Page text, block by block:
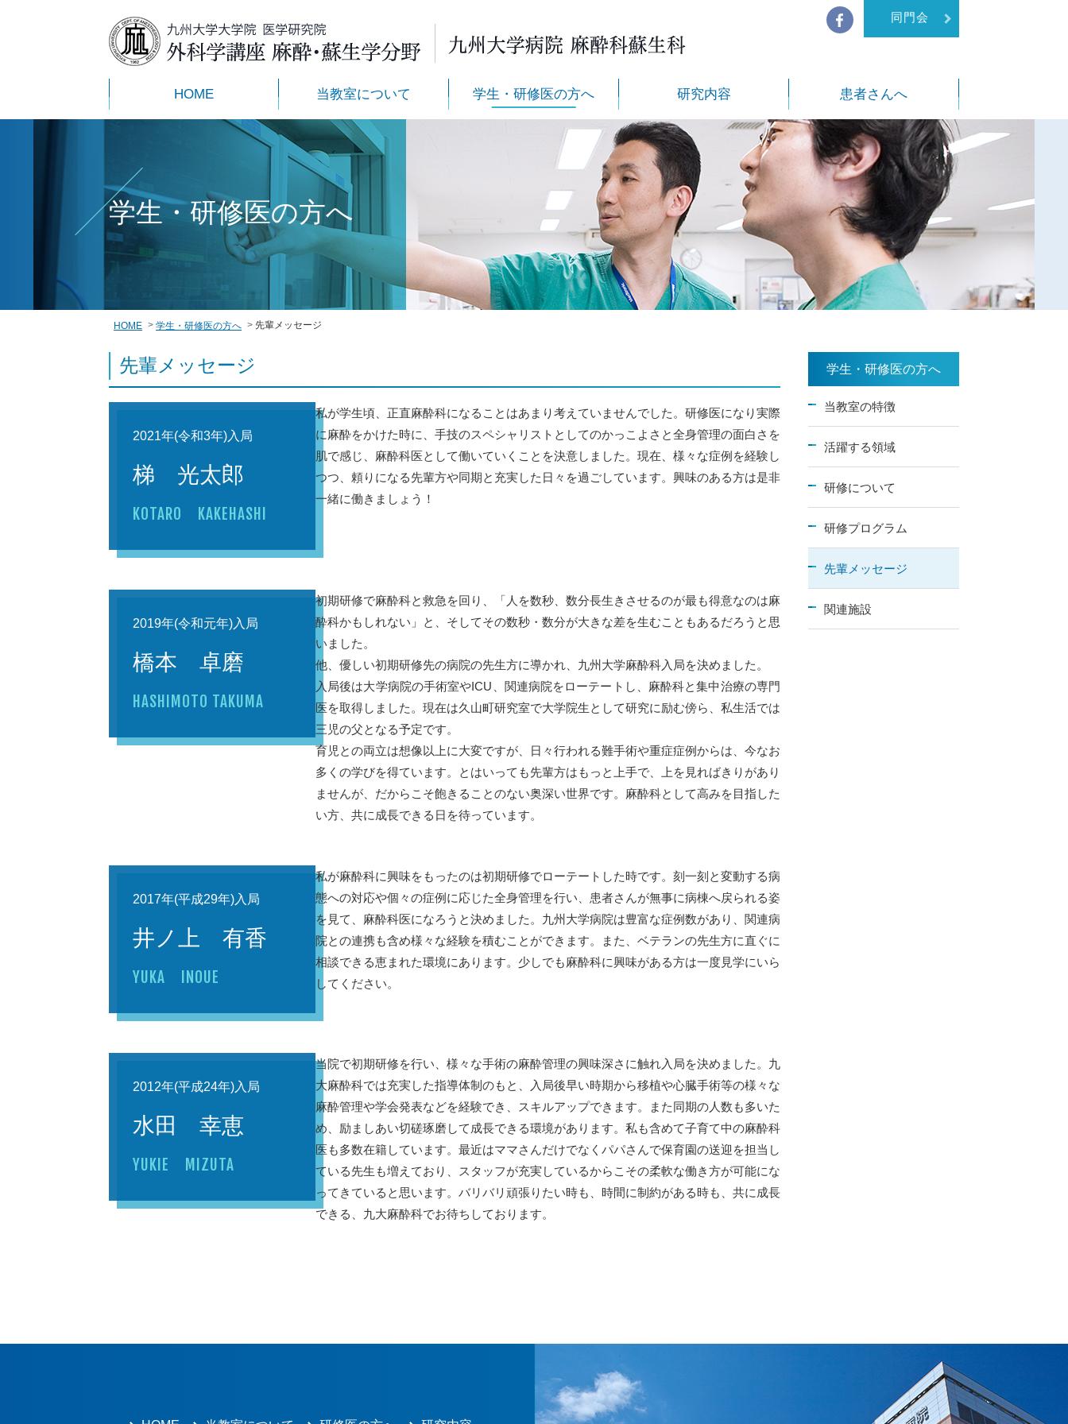
同門会
HOME 当教室について 学生・研修医の方へ 研究内容 患者さんへ
学生・研修医の方へ
HOME 学生・研修医の方へ 先輩メッセージ
先輩メッセージ
2021年(令和3年)入局
梯 光太郎
KOTARO KAKEHASHI
私が学生頃、正直麻酔科になることはあまり考えていませんでした。研修医になり実際
に麻酔をかけた時に、手技のスペシャリストとしてのかっこよさと全身管理の面白さを
肌で感じ、麻酔科医として働いていくことを決意しました。現在、様々な症例を経験し
つつ、頼りになる先輩方や同期と充実した日々を過ごしています。興味のある方は是非
一緒に働きましょう！
2019年(令和元年)入局
橋本 卓磨
HASHIMOTO TAKUMA
初期研修で麻酔科と救急を回り、「人を数秒、数分長生きさせるのが最も得意なのは麻
酔科かもしれない」と、そしてその数秒・数分が大きな差を生むこともあるだろうと思
いました。
他、優しい初期研修先の病院の先生方に導かれ、九州大学麻酔科入局を決めました。
入局後は大学病院の手術室やICU、関連病院をローテートし、麻酔科と集中治療の専門
医を取得しました。現在は久山町研究室で大学院生として研究に励む傍ら、私生活では
三児の父となる予定です。
育児との両立は想像以上に大変ですが、日々行われる難手術や重症症例からは、今なお
多くの学びを得ています。とはいっても先輩方はもっと上手で、上を見ればきりがあり
ませんが、だからこそ飽きることのない奥深い世界です。麻酔科として高みを目指した
い方、共に成長できる日を待っています。
2017年(平成29年)入局
井ノ上 有香
YUKA INOUE
私が麻酔科に興味をもったのは初期研修でローテートした時です。刻一刻と変動する病
態への対応や個々の症例に応じた全身管理を行い、患者さんが無事に病棟へ戻られる姿
を見て、麻酔科医になろうと決めました。九州大学病院は豊富な症例数があり、関連病
院との連携も含め様々な経験を積むことができます。また、ベテランの先生方に直ぐに
相談できる恵まれた環境にあります。少しでも麻酔科に興味がある方は一度見学にいら
してください。
2012年(平成24年)入局
水田 幸恵
YUKIE MIZUTA
当院で初期研修を行い、様々な手術の麻酔管理の興味深さに触れ入局を決めました。九
大麻酔科では充実した指導体制のもと、入局後早い時期から移植や心臓手術等の様々な
麻酔管理や学会発表などを経験でき、スキルアップできます。また同期の人数も多いた
め、励ましあい切磋琢磨して成長できる環境があります。私も含めて子育て中の麻酔科
医も多数在籍しています。最近はママさんだけでなくパパさんで保育園の送迎を担当し
ている先生も増えており、スタッフが充実しているからこその柔軟な働き方が可能にな
ってきていると思います。バリバリ頑張りたい時も、時間に制約がある時も、共に成長
できる、九大麻酔科でお待ちしております。
学生・研修医の方へ
当教室の特徴
活躍する領域
研修について
研修プログラム
先輩メッセージ
関連施設